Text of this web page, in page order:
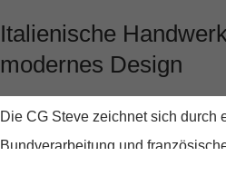
Italienische
modernes Design
Die CG Steve zeichnet sich durch
Bundverarbeitung und